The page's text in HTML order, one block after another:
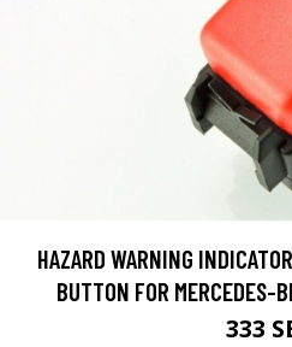
HAZARD WARNING
BUTTON FOR
333